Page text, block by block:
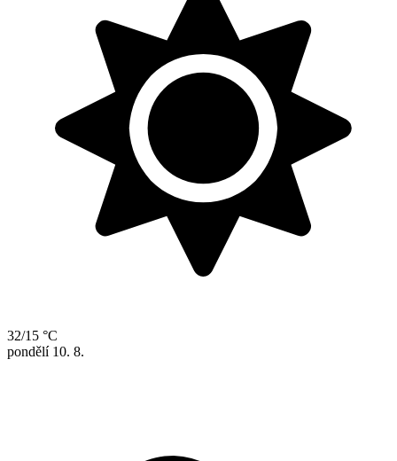
32/15 °C
pondělí 10. 8.